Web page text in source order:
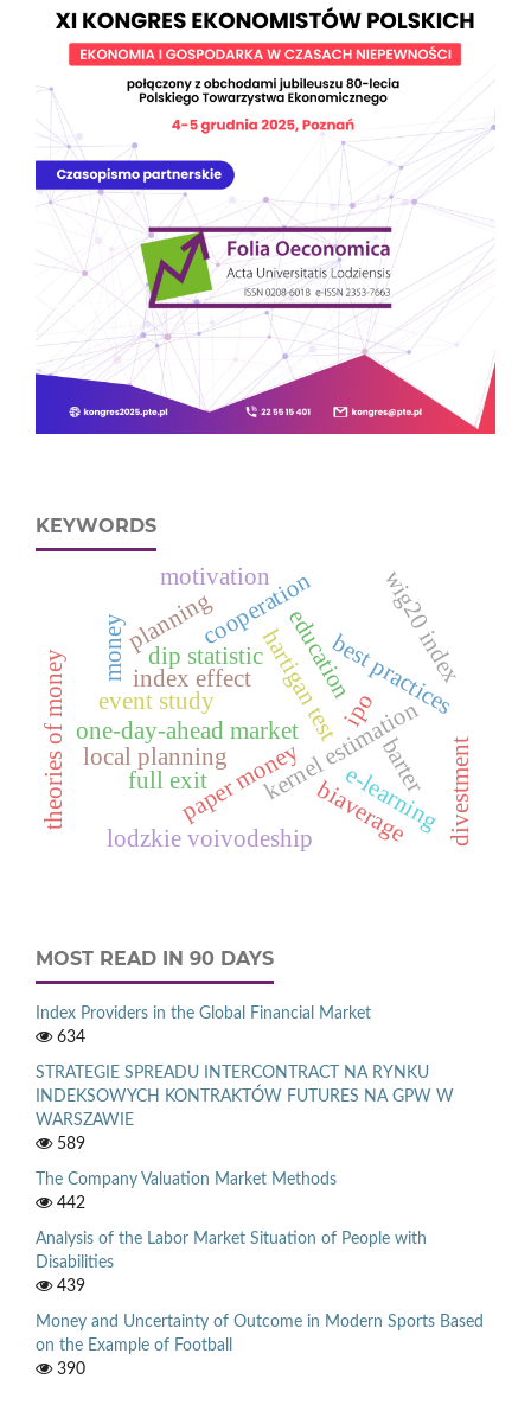
KEYWORDS
kernel estimation
hartigan test
dip statistic
biaverage
one-day-ahead market
cooperation
best practices
index effect
event study
wig20 index
money
theories of money barter
paper money
planning
local planning
lodzkie voivodeship
education
e‑learning
motivation
divestment
ipo
full exit
MOST READ IN 90 DAYS
Index Providers in the Global Financial Market
634
STRATEGIE SPREADU INTERCONTRACT NA RYNKU
INDEKSOWYCH KONTRAKTÓW FUTURES NA GPW W
WARSZAWIE
589
The Company Valuation Market Methods
442
Analysis of the Labor Market Situation of People with
Disabilities
439
Money and Uncertainty of Outcome in Modern Sports Based
on the Example of Football
390